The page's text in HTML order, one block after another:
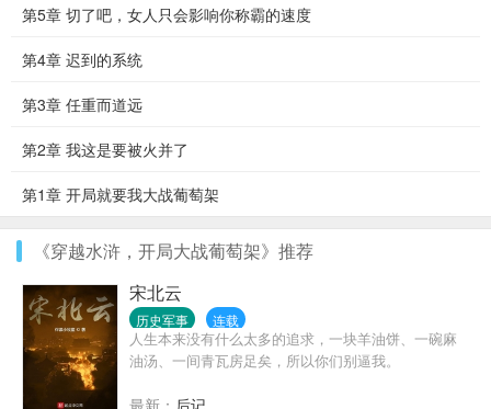
第5章 切了吧，女人只会影响你称霸的速度
第4章 迟到的系统
第3章 任重而道远
第2章 我这是要被火并了
第1章 开局就要我大战葡萄架
《穿越水浒，开局大战葡萄架》推荐
宋北云
历史军事 连载
人生本来没有什么太多的追求，一块羊油饼、一碗麻
油汤、一间青瓦房足矣，所以你们别逼我。
最新： 后记